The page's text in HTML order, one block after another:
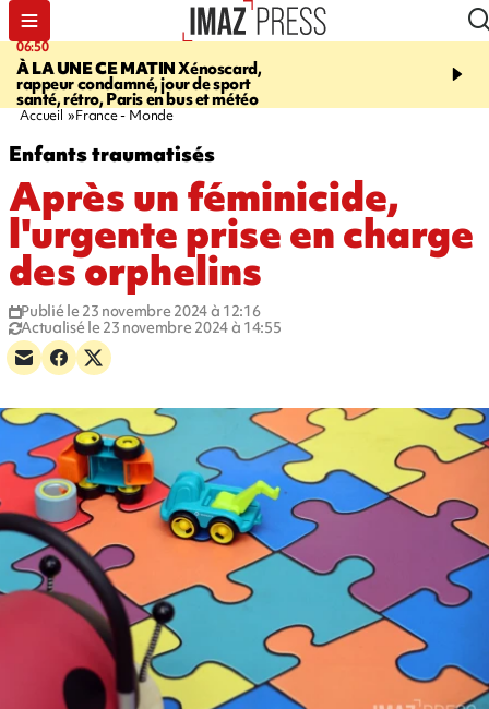
06:50
À LA UNE CE MATINXénoscard,
rappeur condamné, jour de sport
santé, rétro, Paris en bus et météo
08:53
Jour de
2026 - bouger,
Accueil France - Monde
Enfants traumatisés
Après un féminicide,
l'urgente prise en charge
des orphelins
Publié le 23 novembre 2024 à 12:16
Actualisé le 23 novembre 2024 à 14:55